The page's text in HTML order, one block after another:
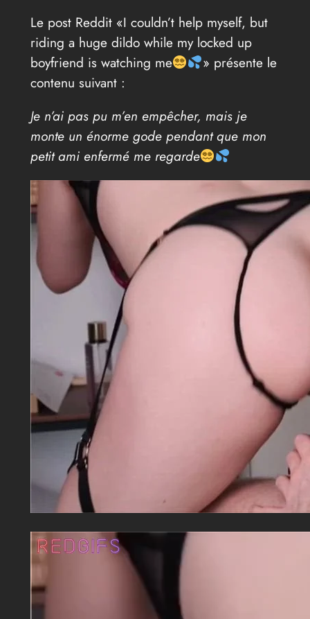
Le post Reddit «I couldn’t help myself, but
riding a huge dildo while my locked up
boyfriend is watching me
» présente le
contenu suivant :
Je n’ai pas pu m’en empêcher, mais je
monte un énorme gode pendant que mon
petit ami enfermé me regarde